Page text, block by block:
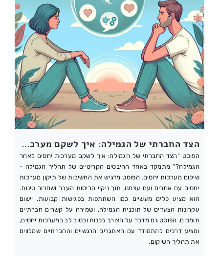
הצד החברתי של הגמילה: איך לשקם מערכות יחסים לאחר התמכרות – טיפול רגשי, קוגניטיבי ותמיכה מתמשכת
הפוסט "הצד החברתי של הגמילה: איך לשקם מערכות יחסים לאחר
הגמילה?" מתמקד באחד ההיבטים הקריטיים של תהליך הגמילה -
שיקום מערכות יחסים. הפוסט מדגיש את החשיבות של תיקון מערכות
יחסים עם אחרים ועם עצמנו, תוך ניקוי הריסות העבר ושחרור טינות.
הוא מציע כלים מעשיים כמו השתתפות בפגישות קבועות, יישום
עקרונות הצעדים של תוכנית הגמילה, ושמירה על קשרים חברתיים
תומכים. הפוסט גם מדבר על הצורך בכנות ובטוב לב במערכות יחסים,
ומציע דרכים להתמודד עם האתגרים הרגשיים והחברתיים שמלווים
את תהליך השיקום.